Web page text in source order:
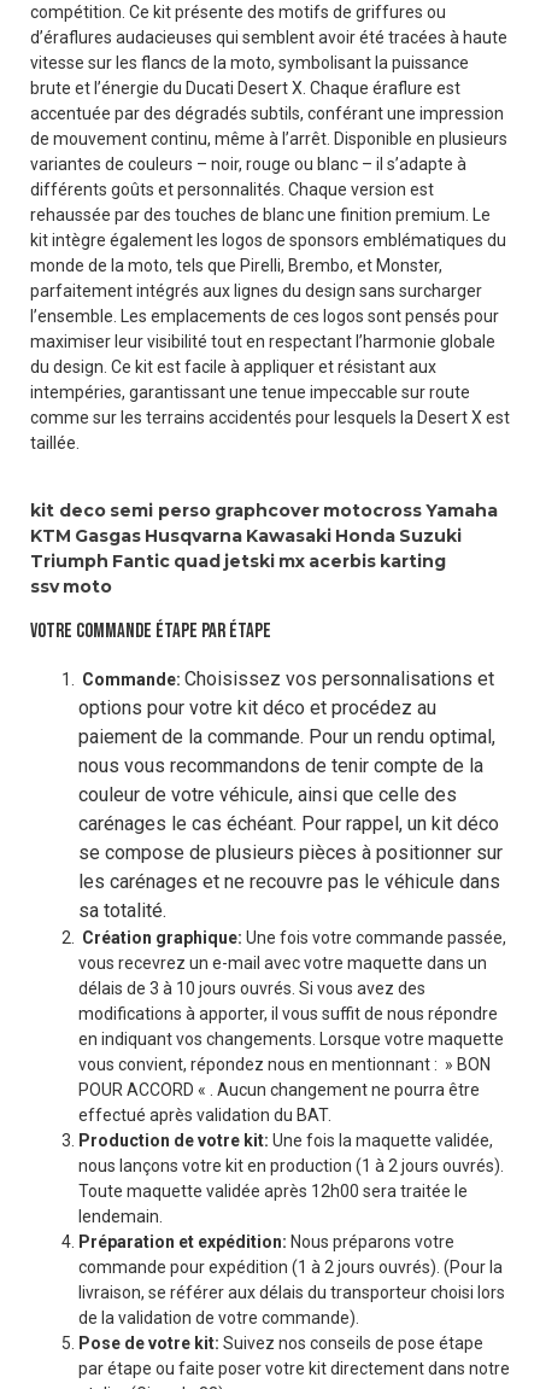
compétition. Ce kit présente des motifs de griffures ou
d’éraflures audacieuses qui semblent avoir été tracées à haute
vitesse sur les flancs de la moto, symbolisant la puissance
brute et l’énergie du Ducati Desert X. Chaque éraflure est
accentuée par des dégradés subtils, conférant une impression
de mouvement continu, même à l’arrêt. Disponible en plusieurs
variantes de couleurs – noir, rouge ou blanc – il s’adapte à
différents goûts et personnalités. Chaque version est
rehaussée par des touches de blanc une finition premium. Le
kit intègre également les logos de sponsors emblématiques du
monde de la moto, tels que Pirelli, Brembo, et Monster,
parfaitement intégrés aux lignes du design sans surcharger
l’ensemble. Les emplacements de ces logos sont pensés pour
maximiser leur visibilité tout en respectant l’harmonie globale
du design. Ce kit est facile à appliquer et résistant aux
intempéries, garantissant une tenue impeccable sur route
comme sur les terrains accidentés pour lesquels la Desert X est
taillée.
kit deco semi perso graphcover motocrossYamaha
KTM Gasgas Husqvarna Kawasaki Honda Suzuki
Triumph Fantic quad jetski mx acerbis karting
ssv moto
VOTRE COMMANDE ÉTAPE PAR ÉTAPE
Commande: Choisissez vos personnalisations et
options pour votre kit déco et procédez au
paiement de la commande. Pour un rendu optimal,
nous vous recommandons de tenir compte de la
couleur de votre véhicule, ainsi que celle des
carénages le cas échéant. Pour rappel, un kit déco
se compose de plusieurs pièces à positionner sur
les carénages et ne recouvre pas le véhicule dans
sa totalité.
Création graphique: Une fois votre commande passée,
vous recevrez un e-mail avec votre maquette dans un
délais de 3 à 10 jours ouvrés. Si vous avez des
modifications à apporter, il vous suffit de nous répondre
en indiquant vos changements. Lorsque votre maquette
vous convient, répondez nous en mentionnant : » BON
POUR ACCORD « . Aucun changement ne pourra être
effectué après validation du BAT.
Production de votre kit: Une fois la maquette validée,
nous lançons votre kit en production (1 à 2 jours ouvrés).
Toute maquette validée après 12h00 sera traitée le
lendemain.
Préparation et expédition: Nous préparons votre
commande pour expédition (1 à 2 jours ouvrés). (Pour la
livraison, se référer aux délais du transporteur choisi lors
de la validation de votre commande).
Pose de votre kit: Suivez nos conseils de pose étape
par étape ou faite poser votre kit directement dans notre